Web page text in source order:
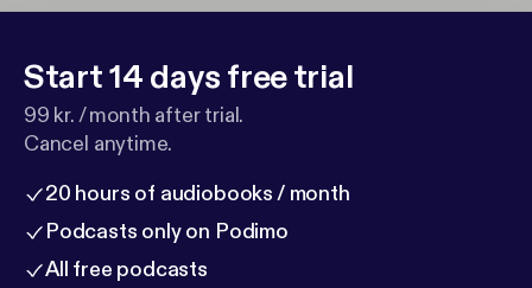
Start 14 days free trial
99 kr. / month after trial.
Cancel anytime.
20 hours of audiobooks / month
Podcasts only on Podimo
All free podcasts